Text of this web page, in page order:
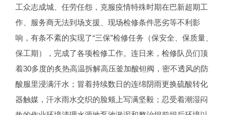
工众志成城、任劳任怨，克服疫情特殊时期在巴新超期工
作、服务商无法到场支援、现场检修条件恶劣等不利影
响，有条不紊的实现了“三保”检修任务（保安全、保质量、
保工期），完成了各项检修工作。连日来，检修队员们顶
着30多度的炙热高温拆解高压釜加酸钽阀，密不透风的防
酸服里浸满汗水；冒着持续数日的连绵阴雨更换硫酸转化
器触媒，汗水雨水交织的脸颊上写满坚毅；忍受着潮湿闷